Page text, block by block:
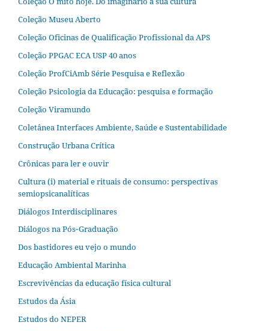
Coleção Museu Aberto
Coleção Oficinas de Qualificação Profissional da APS
Coleção PPGAC ECA USP 40 anos
Coleção ProfCiAmb Série Pesquisa e Reflexão
Coleção Psicologia da Educação: pesquisa e formação
Coleção Viramundo
Coletânea Interfaces Ambiente, Saúde e Sustentabilidade
Construção Urbana Crítica
Crônicas para ler e ouvir
Cultura (i) material e rituais de consumo: perspectivas
semiopsicanalíticas
Diálogos Interdisciplinares
Diálogos na Pós‐Graduação
Dos bastidores eu vejo o mundo
Educação Ambiental Marinha
Escrevivências da educação física cultural
Estudos da Ásia​
Estudos do NEPER